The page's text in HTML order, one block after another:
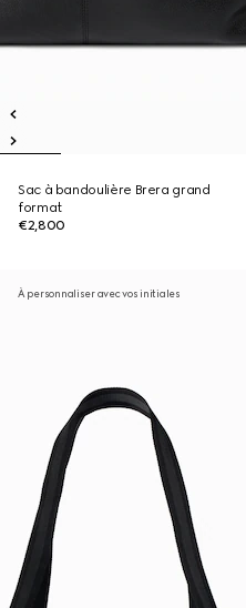
Sac à bandoulière Brera grand
format
€2,800
À personnaliser avec vos initiales